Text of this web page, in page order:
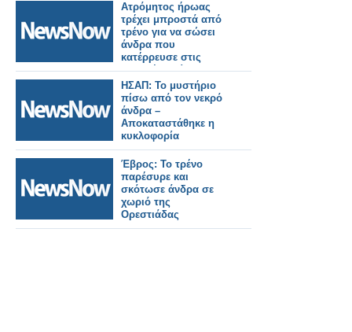
Ατρόμητος ήρωας
τρέχει μπροστά από
τρένο για να σώσει
άνδρα που
κατέρρευσε στις
γραμμές! Δείτε το
βίντεο!
ΗΣΑΠ: Το μυστήριο
πίσω από τον νεκρό
άνδρα –
Αποκαταστάθηκε η
κυκλοφορία
Έβρος: Το τρένο
παρέσυρε και
σκότωσε άνδρα σε
χωριό της
Ορεστιάδας